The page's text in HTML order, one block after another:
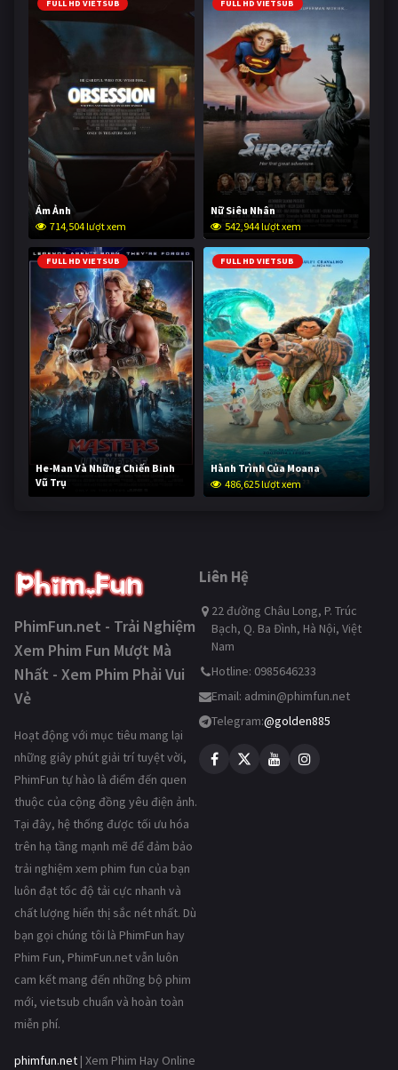
FULL HD VIETSUB
Ám Ảnh
714,504 lượt xem
FULL HD VIETSUB
Nữ Siêu Nhân
542,944 lượt xem
FULL HD VIETSUB
He-Man Và Những Chiến Binh
Vũ Trụ
234,854 lượt xem
FULL HD VIETSUB
Hành Trình Của Moana
486,625 lượt xem
PhimFun.net - Trải Nghiệm
Xem Phim Fun Mượt Mà
Nhất - Xem Phim Phải Vui
Vẻ
Hoạt động với mục tiêu mang lại
những giây phút giải trí tuyệt vời,
PhimFun tự hào là điểm đến quen
thuộc của cộng đồng yêu điện ảnh.
Tại đây, hệ thống được tối ưu hóa
trên hạ tầng mạnh mẽ để đảm bảo
trải nghiệm xem phim fun của bạn
luôn đạt tốc độ tải cực nhanh và
chất lượng hiển thị sắc nét nhất. Dù
bạn gọi chúng tôi là PhimFun hay
Phim Fun, PhimFun.net vẫn luôn
cam kết mang đến những bộ phim
mới, vietsub chuẩn và hoàn toàn
miễn phí.
phimfun.net | Xem Phim Hay Online
Liên Hệ
22 đường Châu Long, P. Trúc
Bạch, Q. Ba Đình, Hà Nội, Việt
Nam
Hotline: 0985646233
Email: admin@phimfun.net
Telegram:@golden885